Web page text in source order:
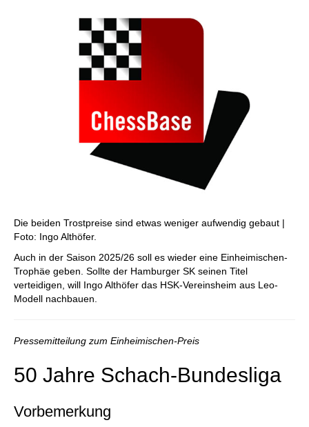
Die beiden Trostpreise sind etwas weniger aufwendig gebaut |
Foto: Ingo Althöfer.
Auch in der Saison 2025/26 soll es wieder eine Einheimischen-
Trophäe geben. Sollte der Hamburger SK seinen Titel
verteidigen, will Ingo Althöfer das HSK-Vereinsheim aus Leo-
Modell nachbauen.
Pressemitteilung zum Einheimischen-Preis
50 Jahre Schach-Bundesliga
Vorbemerkung